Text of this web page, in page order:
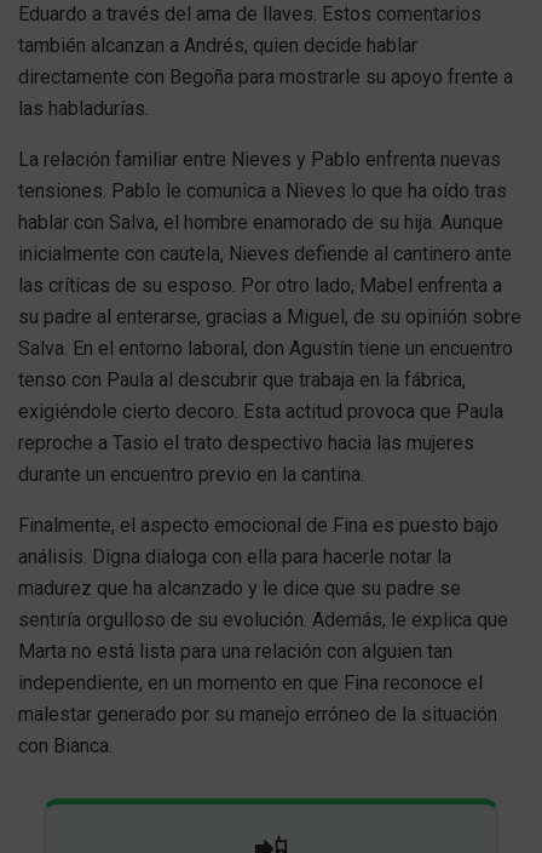
Eduardo a través del ama de llaves. Estos comentarios
también alcanzan a Andrés, quien decide hablar
directamente con Begoña para mostrarle su apoyo frente a
las habladurías.
La relación familiar entre Nieves y Pablo enfrenta nuevas
tensiones. Pablo le comunica a Nieves lo que ha oído tras
hablar con Salva, el hombre enamorado de su hija. Aunque
inicialmente con cautela, Nieves defiende al cantinero ante
las críticas de su esposo. Por otro lado, Mabel enfrenta a
su padre al enterarse, gracias a Miguel, de su opinión sobre
Salva. En el entorno laboral, don Agustín tiene un encuentro
tenso con Paula al descubrir que trabaja en la fábrica,
exigiéndole cierto decoro. Esta actitud provoca que Paula
reproche a Tasio el trato despectivo hacia las mujeres
durante un encuentro previo en la cantina.
Finalmente, el aspecto emocional de Fina es puesto bajo
análisis. Digna dialoga con ella para hacerle notar la
madurez que ha alcanzado y le dice que su padre se
sentiría orgulloso de su evolución. Además, le explica que
Marta no está lista para una relación con alguien tan
independiente, en un momento en que Fina reconoce el
malestar generado por su manejo erróneo de la situación
con Bianca.